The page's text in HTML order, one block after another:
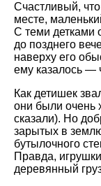
Счастливый,
месте,
С теми детками
до позднего
наверху его
ему казалось —
Как детишек
они были очень
сказали). Но
зарытых в
бутылочного
Правда,
деревянный